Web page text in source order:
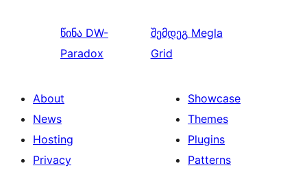
წინა DW-
Paradox
შემდეგ Megla
Grid
About
News
Hosting
Privacy
Showcase
Themes
Plugins
Patterns